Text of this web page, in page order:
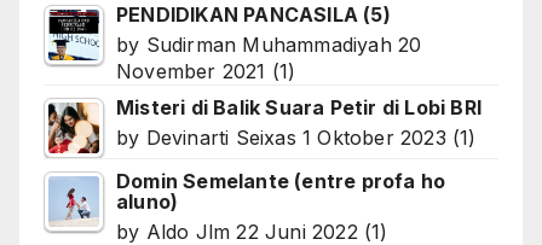
PENDIDIKAN PANCASILA (5)
by Sudirman Muhammadiyah 20
November 2021 (1)
Misteri di Balik Suara Petir di Lobi BRI
by Devinarti Seixas 1 Oktober 2023 (1)
Domin Semelante (entre profa ho
aluno)
by Aldo Jlm 22 Juni 2022 (1)